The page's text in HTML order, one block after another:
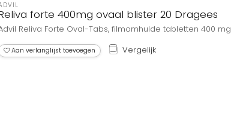
forte 400mg ovaal blister 20 Dragees
Reliva Forte Oval-Tabs, filmomhulde tabletten 400 mg
Aan verlanglijst toevoegen Vergelijk